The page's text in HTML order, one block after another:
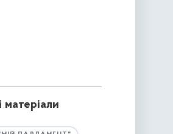
матеріали